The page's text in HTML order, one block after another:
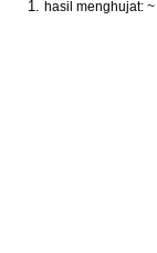
hasil menghujat: ~